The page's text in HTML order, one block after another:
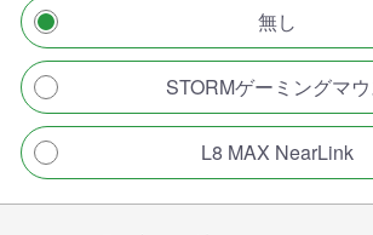
無し
STORMゲーミングマ
L8 MAX NearLink